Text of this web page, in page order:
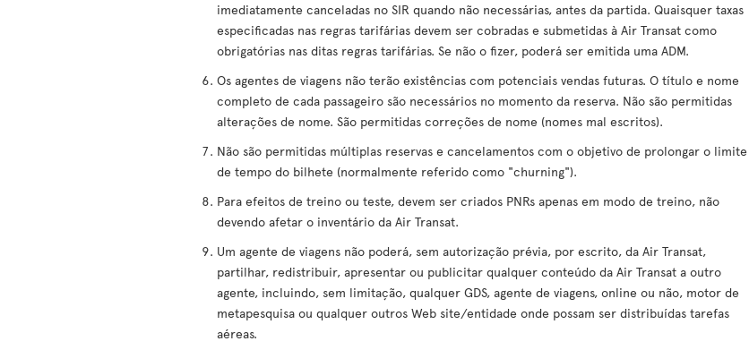
imediatamente canceladas no SIR quando não necessárias, antes da partida. Quaisquer taxas
especificadas nas regras tarifárias devem ser cobradas e submetidas à Air Transat como
obrigatórias nas ditas regras tarifárias. Se não o fizer, poderá ser emitida uma ADM.
Os agentes de viagens não terão existências com potenciais vendas futuras. O título e nome
completo de cada passageiro são necessários no momento da reserva. Não são permitidas
alterações de nome. São permitidas correções de nome (nomes mal escritos).
Não são permitidas múltiplas reservas e cancelamentos com o objetivo de prolongar o limite
de tempo do bilhete (normalmente referido como "churning").
Para efeitos de treino ou teste, devem ser criados PNRs apenas em modo de treino, não
devendo afetar o inventário da Air Transat.
Um agente de viagens não poderá, sem autorização prévia, por escrito, da Air Transat,
partilhar, redistribuir, apresentar ou publicitar qualquer conteúdo da Air Transat a outro
agente, incluindo, sem limitação, qualquer GDS, agente de viagens, online ou não, motor de
metapesquisa ou qualquer outros Web site/entidade onde possam ser distribuídas tarefas
aéreas.